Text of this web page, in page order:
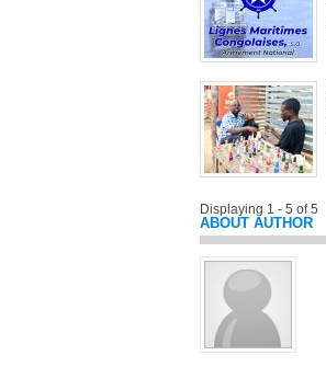
Displaying 1 - 5 of 5
ABOUT AUTHOR